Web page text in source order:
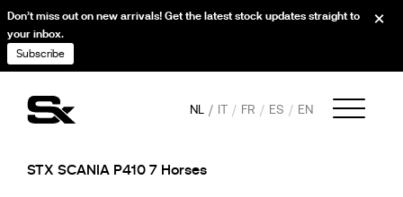
NL IT FR ES EN
STX SCANIA P410 7 Horses
Don’t miss out on new arrivals! Get the latest stock updates straight to
your inbox.
Subscribe